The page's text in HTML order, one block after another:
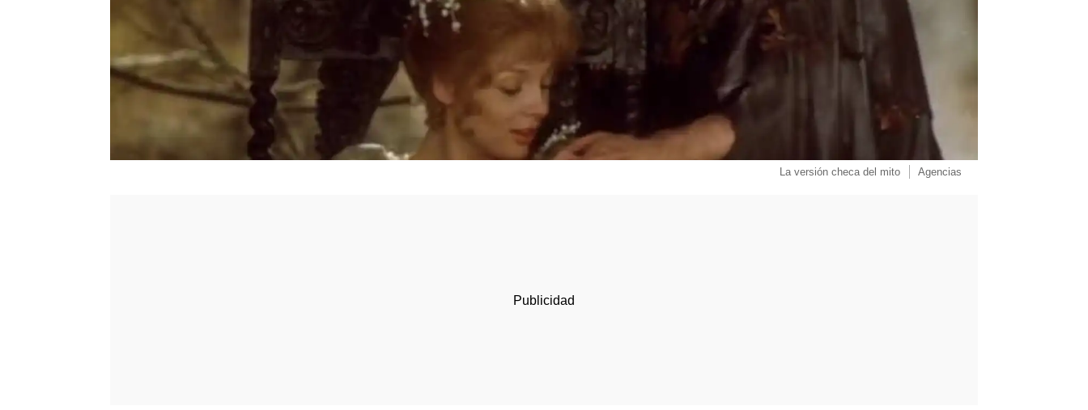
La versión checa del mito Agencias